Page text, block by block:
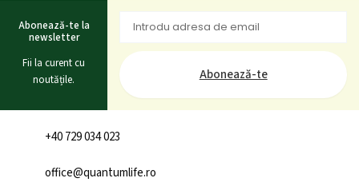
Abonează-te la
newsletter
Fii la curent cu
noutățile.
Abonează-te
+40 729 034 023
office@quantumlife.ro